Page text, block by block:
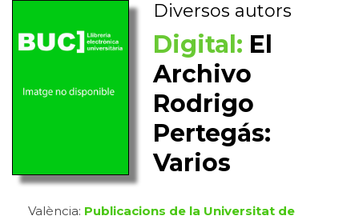
Diversos autors
Digital: El
Archivo
Rodrigo
Pertegás:
Varios
València: Publicacions de la Universitat de